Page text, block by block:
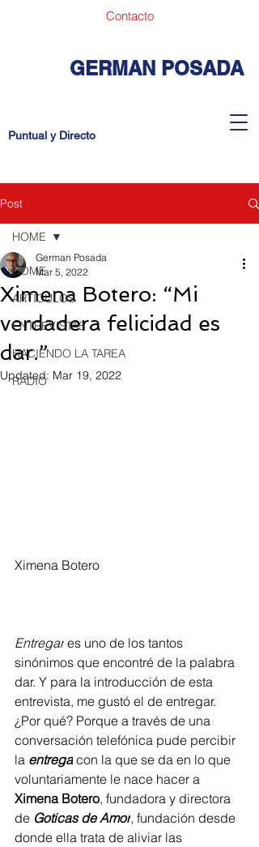
Contacto
GERMAN POSADA
Puntual y Directo
Post
HOME
ARTICULOS
ENTREVISTAS
HACIENDO LA TAREA
RADIO
HOME
Ximena Botero: “Mi
verdadera felicidad es
dar.”
German Posada
Mar 5, 2022
Updated: Mar 19, 2022
Ximena Botero
Entregar es uno de los tantos
sinónimos que encontré de la palabra
dar. Y para la introducción de esta
entrevista, me gustó el de entregar.
¿Por qué? Porque a través de una
conversación telefónica pude percibir
la entrega con la que se da en lo que
voluntariamente le nace hacer a
Ximena Botero, fundadora y directora
de Goticas de Amor, fundación desde
donde ella trata de aliviar las